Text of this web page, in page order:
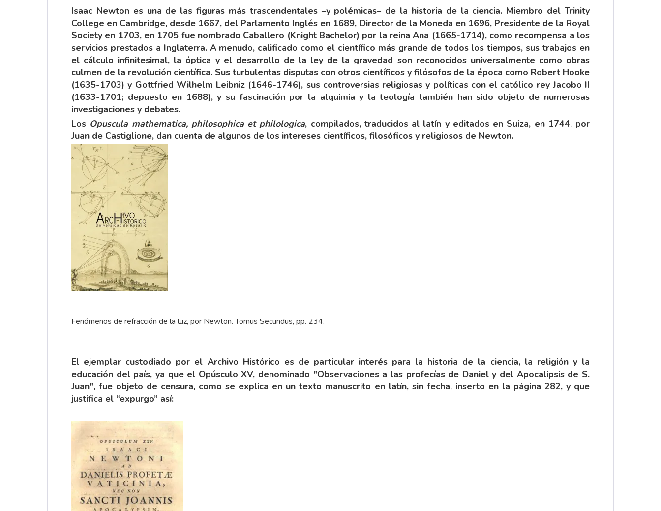
Isaac Newton es una de las figuras más trascendentales –y polémicas– de la historia de la ciencia. Miembro del Trinity
College en Cambridge, desde 1667, del Parlamento Inglés en 1689, Director de la Moneda en 1696, Presidente de la Royal
Society en 1703, en 1705 fue nombrado Caballero (Knight Bachelor) por la reina Ana (1665-1714), como recompensa a los
servicios prestados a Inglaterra. A menudo, calificado como el científico más grande de todos los tiempos, sus trabajos en
el cálculo infinitesimal, la óptica y el desarrollo de la ley de la gravedad son reconocidos universalmente como obras
culmen de la revolución científica. Sus turbulentas disputas con otros científicos y filósofos de la época como Robert Hooke
(1635-1703) y Gottfried Wilhelm Leibniz (1646-1746), sus controversias religiosas y políticas con el católico rey Jacobo II
(1633-1701; depuesto en 1688), y su fascinación por la alquimia y la teología también han sido objeto de numerosas
investigaciones y debates.
Los Opuscula mathematica, philosophica et philologica, compilados, traducidos al latín y editados en Suiza, en 1744, por
Juan de Castiglione, dan cuenta de algunos de los intereses científicos, filosóficos y religiosos de Newton.
Fenómenos de refracción de la luz, por Newton. Tomus Secundus, pp. 234.
El ejemplar custodiado por el Archivo Histórico es de particular interés para la historia de la ciencia, la religión y la
educación del país, ya que el Opúsculo XV, denominado "Observaciones a las profecías de Daniel y del Apocalipsis de S.
Juan", fue objeto de censura, como se explica en un texto manuscrito en latín, sin fecha, inserto en la página 282, y que
justifica el “expurgo” así: